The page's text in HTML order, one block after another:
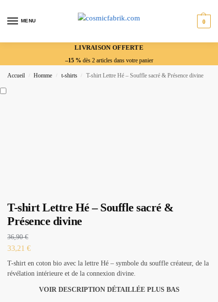
MENU 0
LIVRAISON OFFERTE
–15 % dès 2 articles dans votre panier
Accueil / Homme / t-shirts / T-shirt Lettre Hé – Souffle sacré & Présence divine
T-shirt Lettre Hé – Souffle sacré &
Présence divine
36,90€
33,21 €
T-shirt en coton bio avec la lettre Hé – symbole du souffle créateur, de la
révélation intérieure et de la connexion divine.
VOIR DESCRIPTION DÉTAILLÉE PLUS BAS